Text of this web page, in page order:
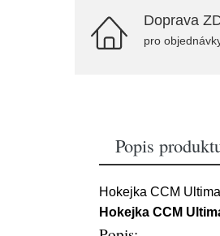
Doprava
pro
Popis
Hokejka CCM
Hokejka CCM